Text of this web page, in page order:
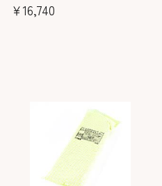
￥16,740